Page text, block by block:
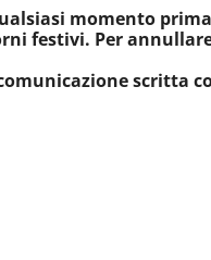
momento
festivi. Per
scritta